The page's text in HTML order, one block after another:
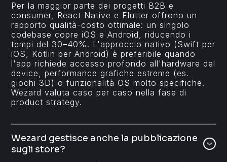
Per la maggior parte dei progetti B2B e
consumer, React Native e Flutter offrono un
rapporto qualità-costo ottimale: un singolo
codebase copre iOS e Android, riducendo i
tempi del 30–40%. L'approccio nativo (Swift per
iOS, Kotlin per Android) è preferibile quando
l'app richiede accesso profondo all'hardware del
device, performance grafiche estreme (es.
giochi 3D) o funzionalità OS molto specifiche.
Wezard valuta caso per caso nella fase di
product strategy.
Wezard gestisce anche la pubblicazione
sugli store?